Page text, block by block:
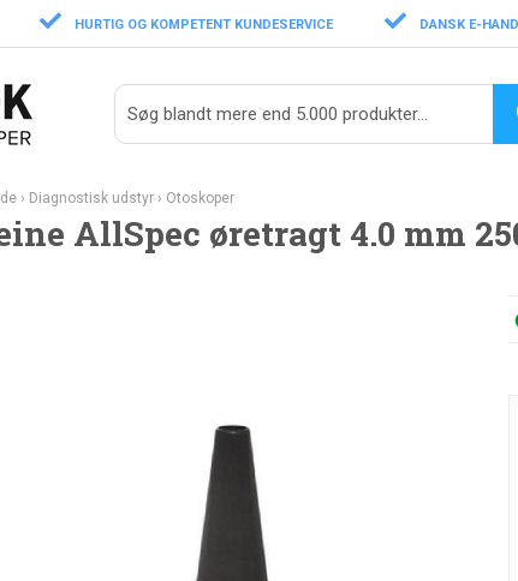
HURTIG OG KOMPETENT KUNDESERVICE DANSK E-
› Diagnostisk udstyr› Otoskoper
AllSpec øretragt 4.0 mm